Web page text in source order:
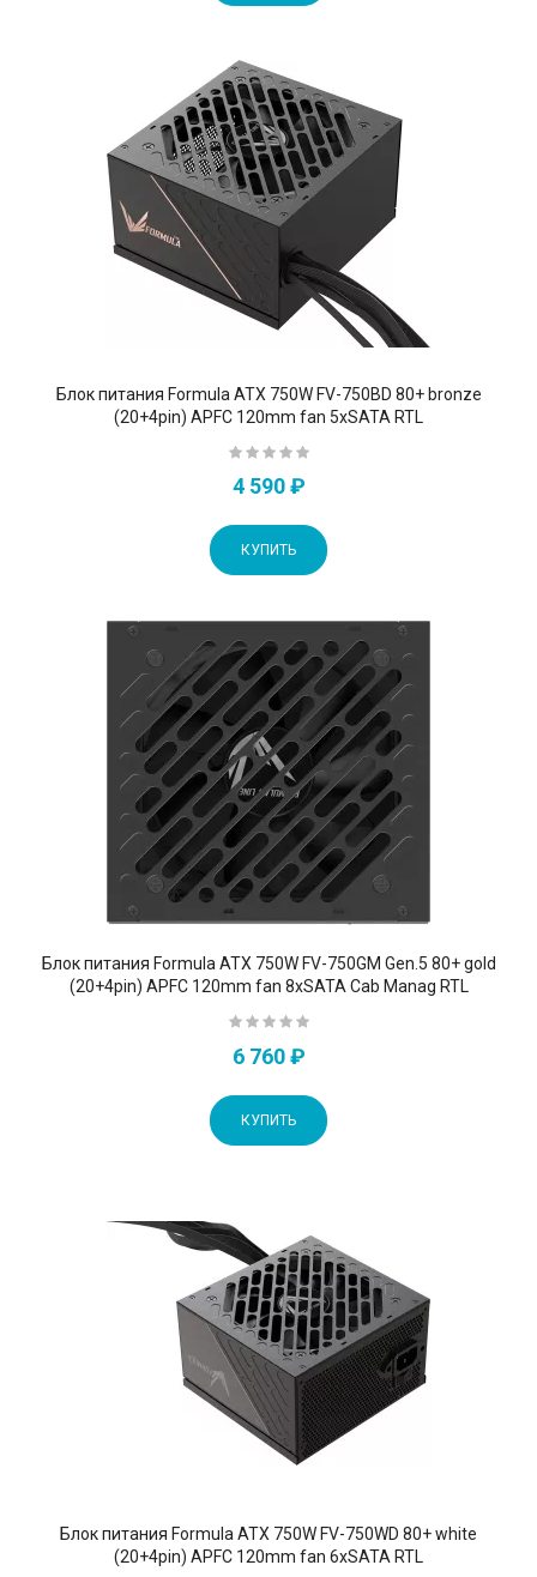
Блок питания Formula ATX 750W FV-750BD 80+ bronze
(20+4pin) APFC 120mm fan 5xSATA RTL
4 590 ₽
КУПИТЬ
Блок питания Formula ATX 750W FV-750GM Gen.5 80+ gold
(20+4pin) APFC 120mm fan 8xSATA Cab Manag RTL
6 760 ₽
КУПИТЬ
Блок питания Formula ATX 750W FV-750WD 80+ white
(20+4pin) APFC 120mm fan 6xSATA RTL